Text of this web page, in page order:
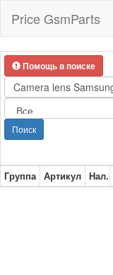
Price GsmParts
Помощь в поиске
Поиск
Группа Артикул Нал.